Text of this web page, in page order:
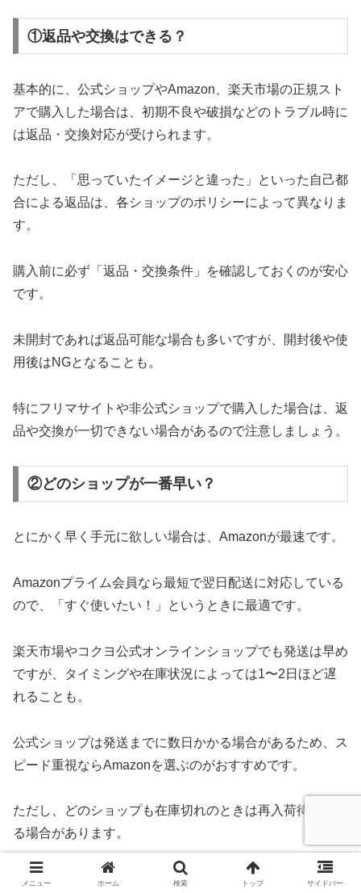
①返品や交換はできる？
基本的に、公式ショップやAmazon、楽天市場の正規スト
アで購入した場合は、初期不良や破損などのトラブル時に
は返品・交換対応が受けられます。
ただし、「思っていたイメージと違った」といった自己都
合による返品は、各ショップのポリシーによって異なりま
す。
購入前に必ず「返品・交換条件」を確認しておくのが安心
です。
未開封であれば返品可能な場合も多いですが、開封後や使
用後はNGとなることも。
特にフリマサイトや非公式ショップで購入した場合は、返
品や交換が一切できない場合があるので注意しましょう。
②どのショップが一番早い？
とにかく早く手元に欲しい場合は、Amazonが最速です。
Amazonプライム会員なら最短で翌日配送に対応している
ので、「すぐ使いたい！」というときに最適です。
楽天市場やコクヨ公式オンラインショップでも発送は早め
ですが、タイミングや在庫状況によっては1〜2日ほど遅
れることも。
公式ショップは発送までに数日かかる場合があるため、ス
ピード重視ならAmazonを選ぶのがおすすめです。
ただし、どのショップも在庫切れのときは再入荷待ちとな
る場合があります。
③クーポンは併用できる？
メニュー ホーム 検索 トップ サイドバー